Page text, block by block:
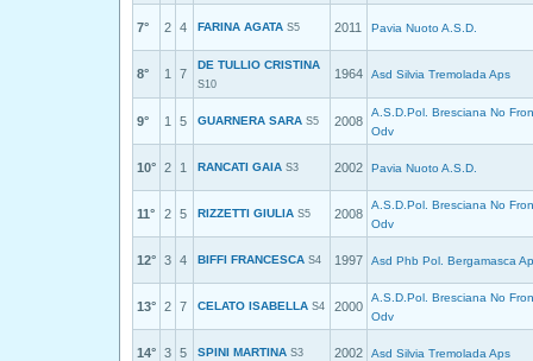
7° 2 4 FARINA AGATA S5 2011 Pavia Nuoto A.S.D.
8° 1 7
DE TULLIO CRISTINA
S10
1964 Asd Silvia Tremolada Aps
9° 1 5 GUARNERA SARA S5 2008
A.S.D.Pol. Bresciana No
Odv
10° 2 1 RANCATI GAIA S3 2002 Pavia Nuoto A.S.D.
11° 2 5 RIZZETTI GIULIA S5 2008
A.S.D.Pol. Bresciana No
Odv
12° 3 4 BIFFI FRANCESCA S4 1997 Asd Phb Pol. Bergamasca
13° 2 7 CELATO ISABELLA S4 2000
A.S.D.Pol. Bresciana No
Odv
14° 3 5 SPINI MARTINA S3 2002 Asd Silvia Tremolada Aps